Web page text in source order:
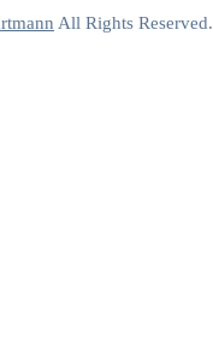
All Rights Reserved.